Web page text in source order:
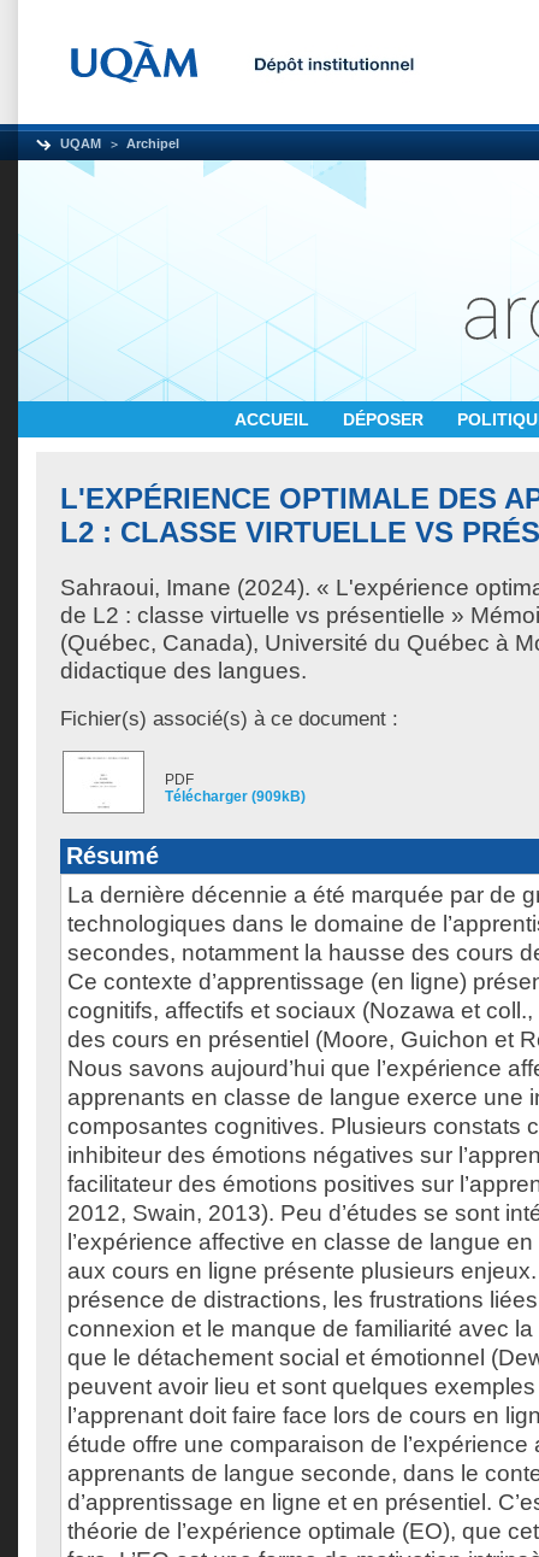
UQAM Archipel
ACCUEIL DÉPOSER
L'EXPÉRIENCE OPTIMALE DES
L2 : CLASSE VIRTUELLE VS
Sahraoui, Imane (2024). « L'expérience
de L2 : classe virtuelle vs présentielle »
(Québec, Canada), Université du Québec à
didactique des langues.
Fichier(s) associé(s) à ce document :
PDF
Télécharger (909kB)
Résumé
La dernière décennie a été marquée par de
technologiques dans le domaine de
secondes, notamment la hausse des cours
Ce contexte d’apprentissage (en ligne)
cognitifs, affectifs et sociaux (Nozawa et
des cours en présentiel (Moore, Guichon et
Nous savons aujourd’hui que l’expérience
apprenants en classe de langue exerce une
composantes cognitives. Plusieurs constats
inhibiteur des émotions négatives sur
facilitateur des émotions positives sur
2012, Swain, 2013). Peu d’études se sont
l’expérience affective en classe de langue
aux cours en ligne présente plusieurs
présence de distractions, les frustrations
connexion et le manque de familiarité avec
que le détachement social et émotionnel
peuvent avoir lieu et sont quelques
l’apprenant doit faire face lors de cours en
étude offre une comparaison de l’expérience
apprenants de langue seconde, dans le
d’apprentissage en ligne et en présentiel.
théorie de l’expérience optimale (EO), que